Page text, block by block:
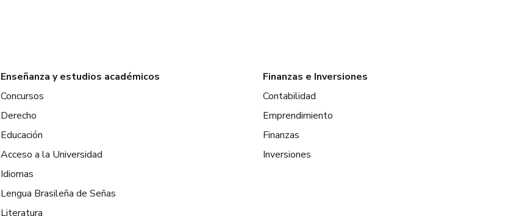
Enseñanza y estudios académicos
Concursos
Derecho
Educación
Acceso a la Universidad
Idiomas
Lengua Brasileña de Señas
Literatura
Finanzas e Inversiones
Contabilidad
Emprendimiento
Finanzas
Inversiones